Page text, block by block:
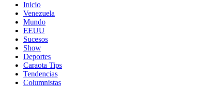
Inicio
Venezuela
Mundo
EEUU
Sucesos
Show
Deportes
Caraota Tips
Tendencias
Columnistas